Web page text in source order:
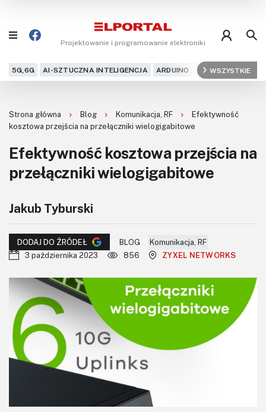
Projektowanie i programowanie elektroniki
5G,6G AI-SZTUCZNA INTELIGENCJA ARDUINO ARM AUDIO
WSZYSTKIE
Projekty
Kursy
DIY+
Czytelnia
Dla Ciebie
Kontakt
Newsletter
Magazyny
Archiwum
Strona główna Blog Komunikacja, RF
Efektywność
kosztowa przejścia na przełączniki wielogigabitowe
Efektywność kosztowa przejścia na
przełączniki wielogigabitowe
Jakub Tyburski
DODAJ DO ŹRÓDEŁ BLOG
Komunikacja, RF
3 października 2023
856 ZYXEL NETWORKS